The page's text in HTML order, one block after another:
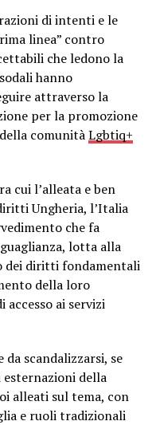
di intenti e le
linea” contro
che ledono la
hanno
attraverso la
per la promozione
comunitàLgbtiq+
cui l’alleata e ben
Ungheria, l’Italia
che fa
lotta alla
dei diritti fondamentali
della loro
ai servizi
scandalizzarsi, se
esternazioni della
alleati sul tema, con
e ruoli tradizionali